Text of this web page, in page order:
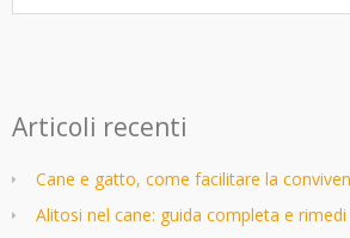
Articoli recenti
Cane e gatto, come facilitare la
Alitosi nel cane: guida completa e